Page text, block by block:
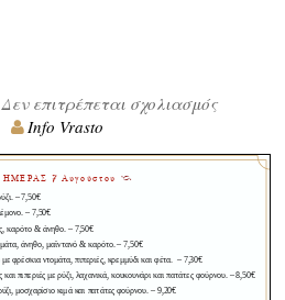
Δεν επιτρέπεται σχολιασμόςστο
Info Vrasto